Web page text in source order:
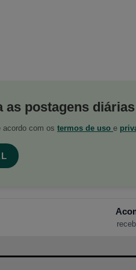
as postagens
com os termos de uso e